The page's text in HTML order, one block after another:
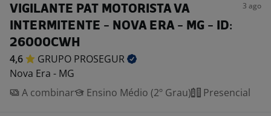
VIGILANTE PAT MOTORISTA VA
INTERMITENTE - NOVA ERA - MG - ID:
26000CWH
3 ago
4,6 GRUPO PROSEGUR
Nova Era - MG
A combinar
Ensino Médio (2º Grau) Presencial